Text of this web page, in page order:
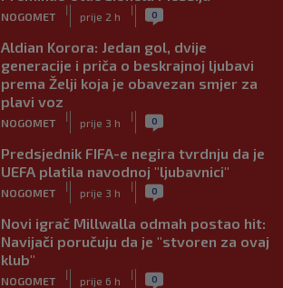
NOGOMET
|
prije 2 h
| 0
Aldian Korora: Jedan gol, dvije
generacije i priča o beskrajnoj ljubavi
prema Želji koja je obavezan smjer za
plavi voz
NOGOMET
|
prije 3 h
| 0
Predsjednik FIFA-e negira tvrdnju da je
UEFA platila navodnoj "ljubavnici"
NOGOMET
|
prije 3 h
| 0
Novi igrač Millwalla odmah postao hit:
Navijači poručuju da je "stvoren za ovaj
klub"
NOGOMET
|
prije 6 h
| 0